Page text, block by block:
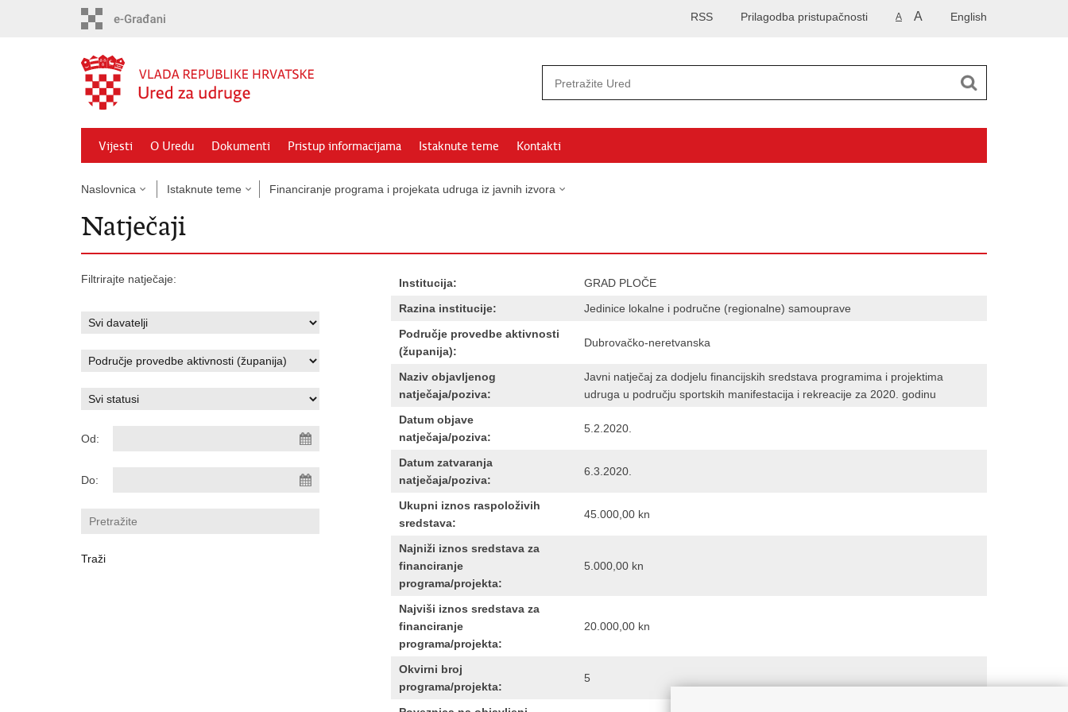
English
A A
Prilagodba pristupačnosti
RSS
Vijesti O Uredu Dokumenti Pristup informacijama Istaknute teme Kontakti
Naslovnica Istaknute teme Financiranje programa i projekata udruga iz javnih izvora
Natječaji
Filtrirajte natječaje:
Od:
Do:
Institucija:
GRAD PLOČE
Razina institucije:
Jedinice lokalne i područne (regionalne) samouprave
Područje provedbe aktivnosti
(županija):
Dubrovačko-neretvanska
Naziv objavljenog
natječaja/poziva:
Javni natječaj za dodjelu financijskih sredstava programima i projektima
udruga u području sportskih manifestacija i rekreacije za 2020. godinu
Datum objave
natječaja/poziva:
5.2.2020.
Datum zatvaranja
natječaja/poziva:
6.3.2020.
Ukupni iznos raspoloživih
sredstava:
45.000,00 kn
Najniži iznos sredstava za
financiranje
programa/projekta:
5.000,00 kn
Najviši iznos sredstava za
financiranje
programa/projekta:
20.000,00 kn
Okvirni broj
programa/projekta:
5